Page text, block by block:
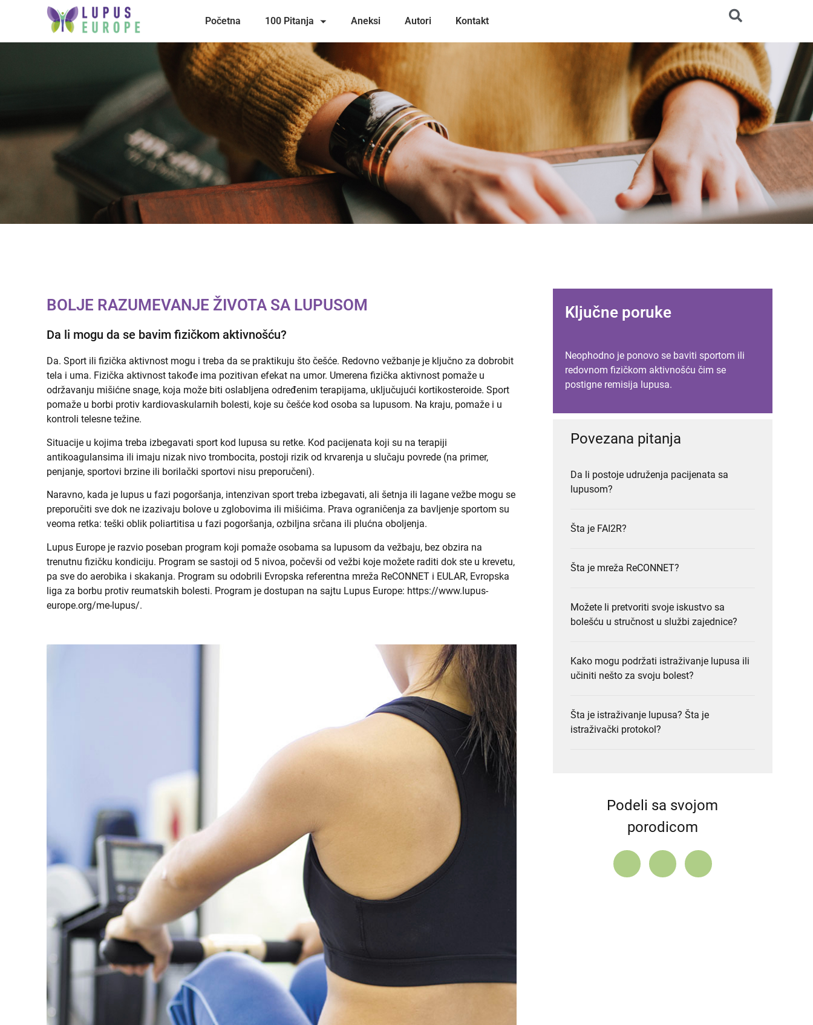
Početna 100 Pitanja Aneksi Autori Kontakt
BOLJE RAZUMEVANJE ŽIVOTA SA LUPUSOM
Da li mogu da se bavim fizičkom aktivnošću?
Da. Sport ili fizička aktivnost mogu i treba da se praktikuju što češće. Redovno vežbanje je ključno za dobrobit
tela i uma. Fizička aktivnost takođe ima pozitivan efekat na umor. Umerena fizička aktivnost pomaže u
održavanju mišićne snage, koja može biti oslabljena određenim terapijama, uključujući kortikosteroide. Sport
pomaže u borbi protiv kardiovaskularnih bolesti, koje su češće kod osoba sa lupusom. Na kraju, pomaže i u
kontroli telesne težine.
Situacije u kojima treba izbegavati sport kod lupusa su retke. Kod pacijenata koji su na terapiji
antikoagulansima ili imaju nizak nivo trombocita, postoji rizik od krvarenja u slučaju povrede (na primer,
penjanje, sportovi brzine ili borilački sportovi nisu preporučeni).
Naravno, kada je lupus u fazi pogoršanja, intenzivan sport treba izbegavati, ali šetnja ili lagane vežbe mogu se
preporučiti sve dok ne izazivaju bolove u zglobovima ili mišićima. Prava ograničenja za bavljenje sportom su
veoma retka: teški oblik poliartitisa u fazi pogoršanja, ozbiljna srčana ili plućna oboljenja.
Lupus Europe je razvio poseban program koji pomaže osobama sa lupusom da vežbaju, bez obzira na
trenutnu fizičku kondiciju. Program se sastoji od 5 nivoa, počevši od vežbi koje možete raditi dok ste u krevetu,
pa sve do aerobika i skakanja. Program su odobrili Evropska referentna mreža ReCONNET i EULAR, Evropska
liga za borbu protiv reumatskih bolesti. Program je dostupan na sajtu Lupus Europe: https://www.lupus-
europe.org/me-lupus/.
Ključne poruke
Neophodno je ponovo se baviti sportom ili
redovnom fizičkom aktivnošću čim se
postigne remisija lupusa.
Povezana pitanja
Da li postoje udruženja pacijenata sa
lupusom?
Šta je FAI2R?
Šta je mreža ReCONNET?
Možete li pretvoriti svoje iskustvo sa
bolešću u stručnost u službi zajednice?
Kako mogu podržati istraživanje lupusa ili
učiniti nešto za svoju bolest?
Šta je istraživanje lupusa? Šta je
istraživački protokol?
Podeli sa svojom
porodicom